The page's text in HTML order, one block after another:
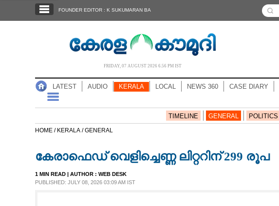
NOTIFIED NEWS
FOUNDER EDITOR : K SUKUMARAN BA
FRIDAY, 07 AUGUST 2026 6.56 PM IST
LATEST AUDIO KERALA LOCAL NEWS 360 CASE DIARY
TIMELINE GENERAL POLITICS
HOME / KERALA /GENERAL
കേരാഫെഡ് വെളിച്ചെണ്ണ ലിറ്ററിന് 299 രൂപ
1 MIN READ | AUTHOR : WEB DESK
PUBLISHED: JULY 08, 2026 03:09 AM IST